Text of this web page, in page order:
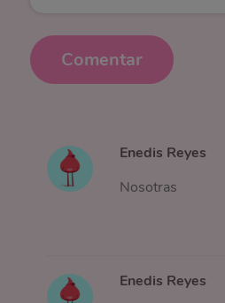
Comentar
Enedis Reyes
Nosotras
Enedis Reyes